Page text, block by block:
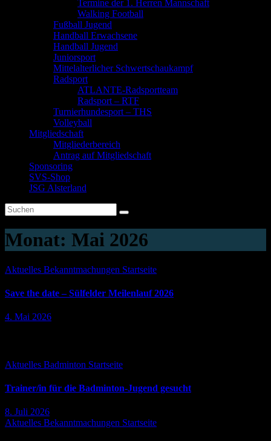
Termine der 1. Herren Mannschaft
Walking Football
Fußball Jugend
Handball Erwachsene
Handball Jugend
Juniorsport
Mittelalterlicher Schwertschaukampf
Radsport
ATLANTE-Radsportteam
Radsport – RTF
Turnierhundesport – THS
Volleyball
Mitgliedschaft
Mitgliederbereich
Antrag auf Mitgliedschaft
Sponsoring
SVS-Shop
JSG Alsterland
Monat: Mai 2026
Aktuelles Bekanntmachungen Startseite
Save the date – Sülfelder Meilenlauf 2026
4. Mai 2026
Aktuelles Badminton Startseite
Trainer/in für die Badminton-Jugend gesucht
8. Juli 2026
Aktuelles Bekanntmachungen Startseite